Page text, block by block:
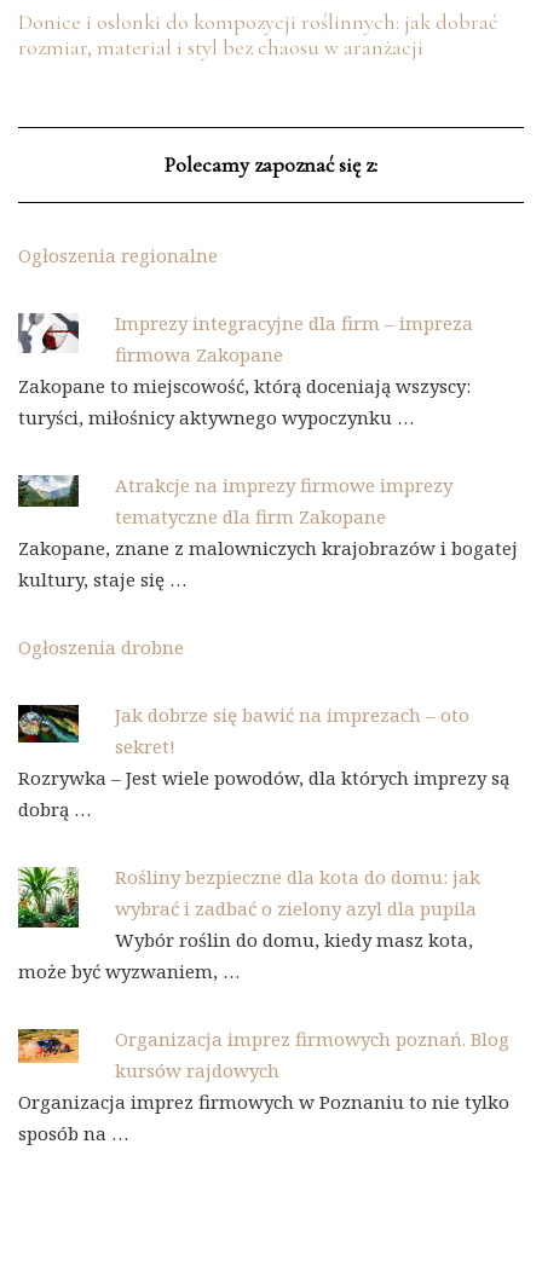
Donice i osłonki do kompozycji roślinnych: jak dobrać
rozmiar, materiał i styl bez chaosu w aranżacji
Polecamy zapoznać się z:
Ogłoszenia regionalne
Imprezy integracyjne dla firm – impreza
firmowa Zakopane
Zakopane to miejscowość, którą doceniają wszyscy:
turyści, miłośnicy aktywnego wypoczynku …
Atrakcje na imprezy firmowe imprezy
tematyczne dla firm Zakopane
Zakopane, znane z malowniczych krajobrazów i bogatej
kultury, staje się …
Ogłoszenia drobne
Jak dobrze się bawić na imprezach – oto
sekret!
Rozrywka – Jest wiele powodów, dla których imprezy są
dobrą …
Rośliny bezpieczne dla kota do domu: jak
wybrać i zadbać o zielony azyl dla pupila
Wybór roślin do domu, kiedy masz kota,
może być wyzwaniem, …
Organizacja imprez firmowych poznań. Blog
kursów rajdowych
Organizacja imprez firmowych w Poznaniu to nie tylko
sposób na …